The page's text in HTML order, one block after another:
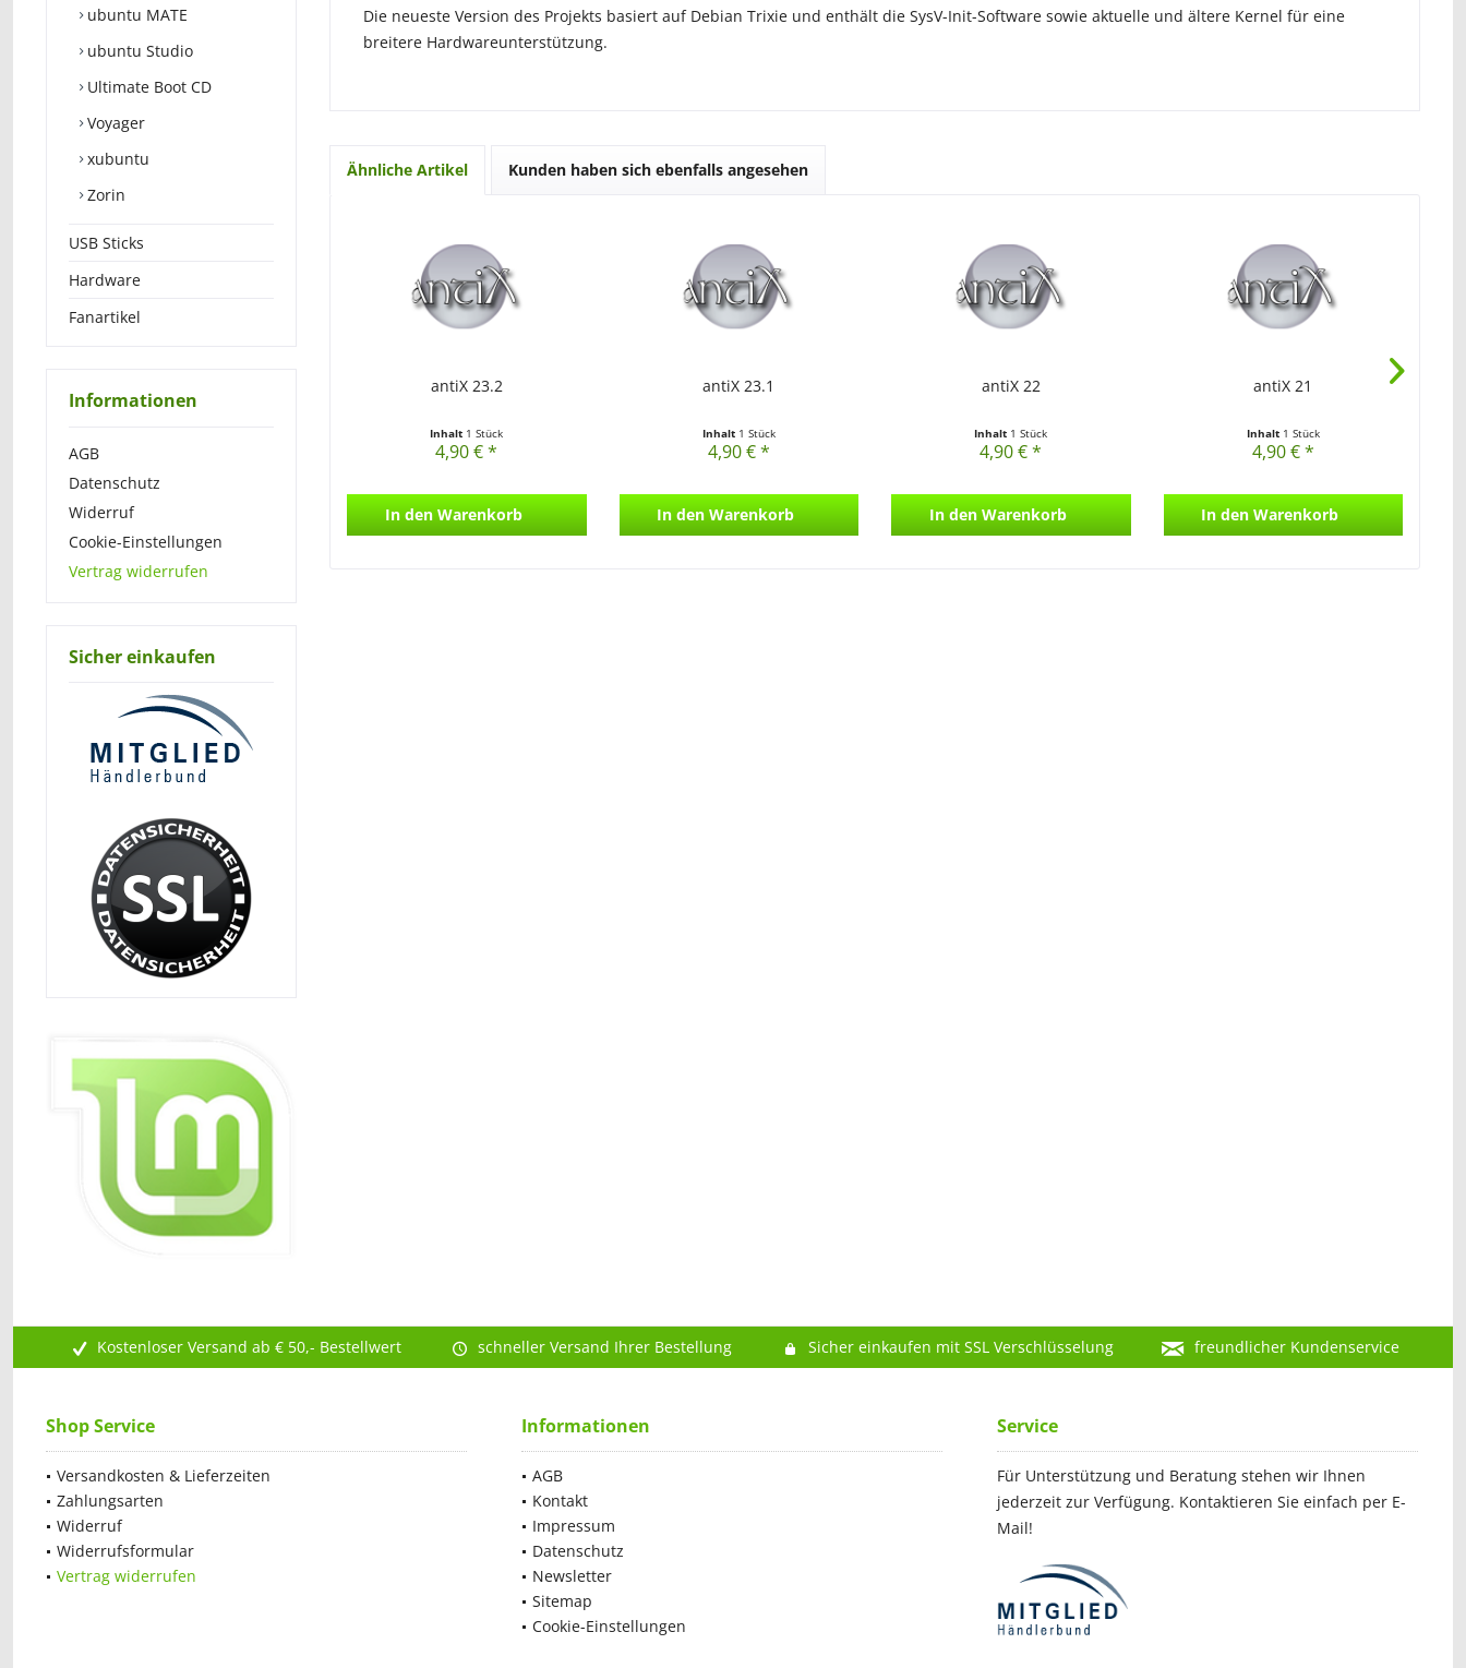
ubuntu MATE
ubuntu Studio
Ultimate Boot CD
Voyager
xubuntu
Zorin
USB Sticks
Hardware
Fanartikel
Informationen
AGB
Datenschutz
Widerruf
Cookie-Einstellungen
Vertrag widerrufen
Sicher einkaufen
Die neueste Version des Projekts basiert auf Debian Trixie und enthält die SysV-Init-Software sowie aktuelle und ältere Kernel für eine
breitere Hardwareunterstützung.
Ähnliche Artikel Kunden haben sich ebenfalls angesehen
antiX 23.2
Inhalt 1 Stück
4,90 € *
In den Warenkorb
antiX 23.1
Inhalt 1 Stück
4,90 € *
In den Warenkorb
antiX 22
Inhalt 1 Stück
4,90 € *
In den Warenkorb
antiX 21
Inhalt 1 Stück
4,90 € *
In den Warenkorb
Kostenloser Versand ab € 50,- Bestellwert schneller Versand Ihrer Bestellung Sicher einkaufen mit SSL Verschlüsselung freundlicher Kundenservice
Shop Service
Versandkosten & Lieferzeiten
Zahlungsarten
Widerruf
Widerrufsformular
Vertrag widerrufen
Informationen
AGB
Kontakt
Impressum
Datenschutz
Newsletter
Sitemap
Cookie-Einstellungen
Service
Für Unterstützung und Beratung stehen wir Ihnen
jederzeit zur Verfügung. Kontaktieren Sie einfach per E-
Mail!